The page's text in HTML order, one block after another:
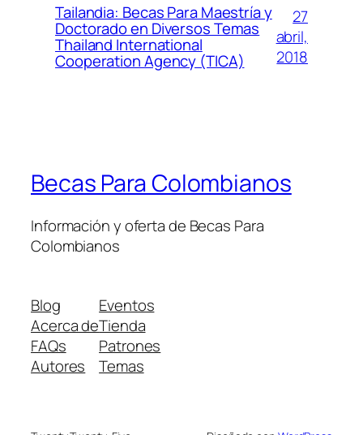
Tailandia: Becas Para Maestría y
Doctorado en Diversos Temas
Thailand International
Cooperation Agency (TICA)
27
abril,
2018
Becas Para Colombianos
Información y oferta de Becas Para
Colombianos
Blog
Acerca de
FAQs
Autores
Eventos
Tienda
Patrones
Temas